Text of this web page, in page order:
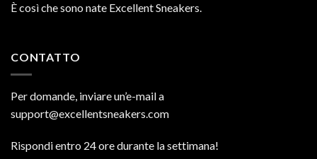
È così che sono nate Excellent Sneakers.
CONTATTO
Per domande, inviare un’e-mail a
support@excellentsneakers.com
Rispondi entro 24 ore durante la settimana!